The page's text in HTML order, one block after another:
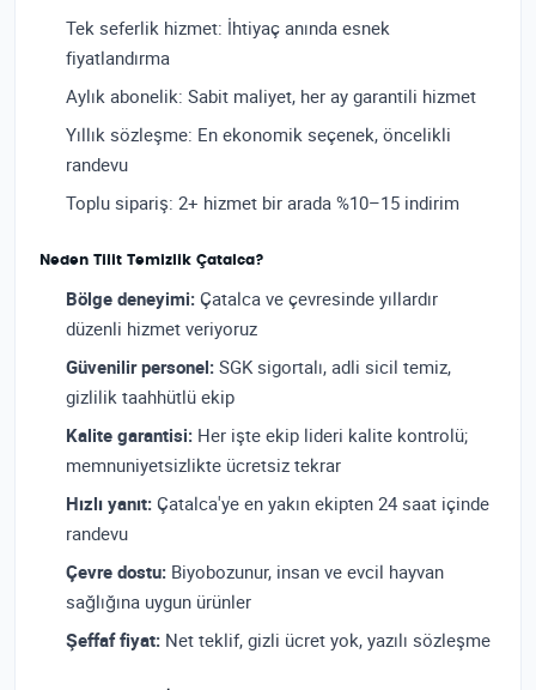
Tek seferlik hizmet: İhtiyaç anında esnek
fiyatlandırma
Aylık abonelik: Sabit maliyet, her ay garantili hizmet
Yıllık sözleşme: En ekonomik seçenek, öncelikli
randevu
Toplu sipariş: 2+ hizmet bir arada %10–15 indirim
Neden Tilit Temizlik Çatalca?
Bölge deneyimi: Çatalca ve çevresinde yıllardır
düzenli hizmet veriyoruz
Güvenilir personel: SGK sigortalı, adli sicil temiz,
gizlilik taahhütlü ekip
Kalite garantisi: Her işte ekip lideri kalite kontrolü;
memnuniyetsizlikte ücretsiz tekrar
Hızlı yanıt: Çatalca'ye en yakın ekipten 24 saat içinde
randevu
Çevre dostu: Biyobozunur, insan ve evcil hayvan
sağlığına uygun ürünler
Şeffaf fiyat: Net teklif, gizli ücret yok, yazılı sözleşme